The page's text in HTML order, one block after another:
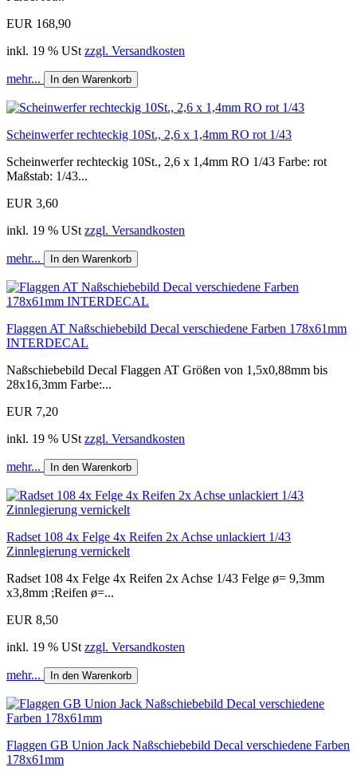
EUR 168,90
inkl. 19 % USt zzgl. Versandkosten
mehr... In den Warenkorb
Scheinwerfer rechteckig 10St., 2,6 x 1,4mm RO rot 1/43
Scheinwerfer rechteckig 10St., 2,6 x 1,4mm RO 1/43 Farbe: rot
Maßstab: 1/43...
EUR 3,60
inkl. 19 % USt zzgl. Versandkosten
mehr... In den Warenkorb
Flaggen AT Naßschiebebild Decal verschiedene Farben 178x61mm
INTERDECAL
Naßschiebebild Decal Flaggen AT Größen von 1,5x0,88mm bis
28x16,3mm Farbe:...
EUR 7,20
inkl. 19 % USt zzgl. Versandkosten
mehr... In den Warenkorb
Radset 108 4x Felge 4x Reifen 2x Achse unlackiert 1/43
Zinnlegierung vernickelt
Radset 108 4x Felge 4x Reifen 2x Achse 1/43 Felge ø= 9,3mm
x3,8mm ;Reifen ø=...
EUR 8,50
inkl. 19 % USt zzgl. Versandkosten
mehr... In den Warenkorb
Flaggen GB Union Jack Naßschiebebild Decal verschiedene Farben
178x61mm